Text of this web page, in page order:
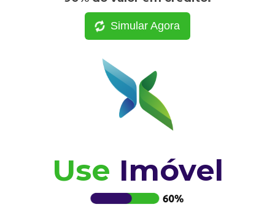
Simular Agora
Use Imóvel